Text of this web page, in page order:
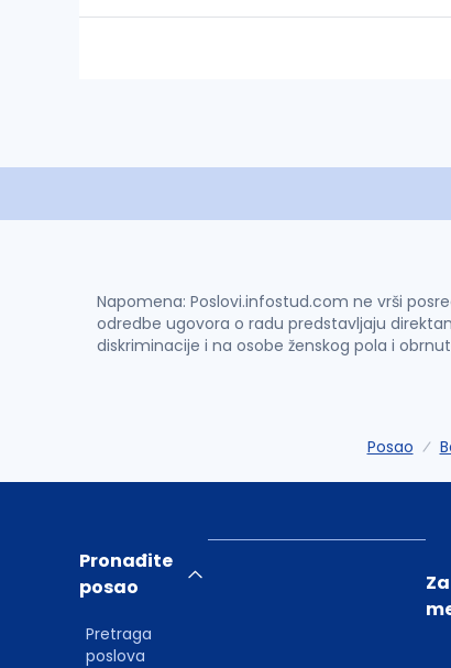
Napomena: Poslovi.infostud.com ne vrši
odredbe ugovora o radu predstavljaju
diskriminacije i na osobe ženskog pola i
Posao
Pronađite
posao
Pretraga
poslova
Za